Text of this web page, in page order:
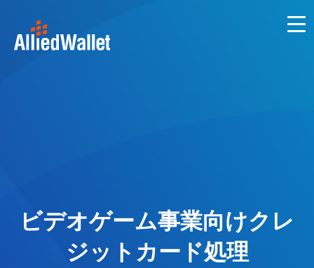
content
ビデオゲーム事業向けクレ
ジットカード処理